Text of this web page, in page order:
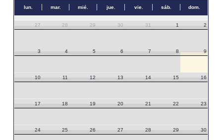
lun. mar. mié. jue. vie. sáb. dom.
27 28 29 30 31 1 2
3 4 5 6 7 8 9
10 11 12 13 14 15 16
17 18 19 20 21 22 23
24 25 26 27 28 29 30